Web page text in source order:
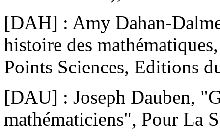
[DAH] : Amy Dahan-
histoire des
Points Sciences, Editions
[DAU] : Joseph Dauben,
mathématiciens", Pour La